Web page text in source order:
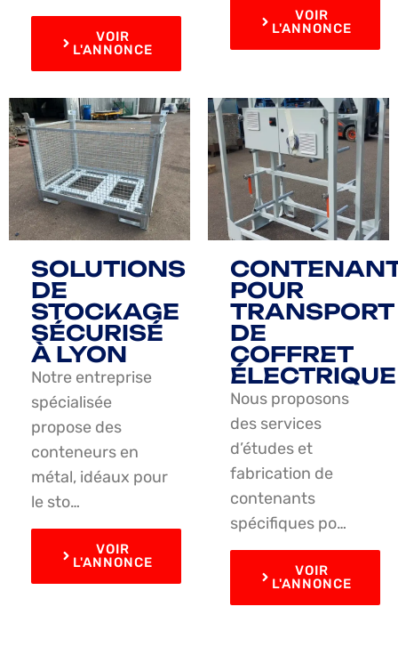
VOIR
L'ANNONCE
VOIR
L'ANNONCE
SOLUTIONS
DE
STOCKAGE
SÉCURISÉ
À LYON
Notre entreprise
spécialisée
propose des
conteneurs en
métal, idéaux pour
le sto…
VOIR
L'ANNONCE
POUR
TRANSPORT
DE
COFFRET
ÉLECTRIQUE
Nous proposons
des services
d’études et
fabrication de
contenants
spécifiques po…
VOIR
L'ANNONCE